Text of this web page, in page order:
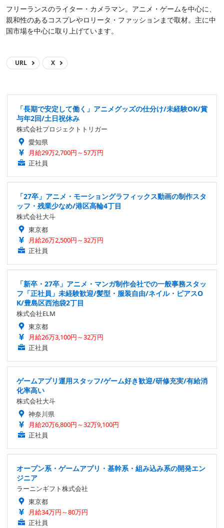
フリーランスのライター・カメラマン。アニメ・ゲームを中心に、
親和性のあるコスプレやロリータ・ファッションまで取材。主に中
国市場を中心に取り上げています。
URL X
「長期で安定して働く」アニメグッズの仕分け/未経験OK/賞
与年2回/土日祝休み
株式会社プロジェクトトリガー
愛知県
月給29万2,700円～57万円
正社員
「27卒」アニメ・モーショングラフィックス動画の制作スタ
ッフ・残業少なめ/港区高輪4丁目
株式会社大斗
東京都
月給26万2,500円～32万円
正社員
「新卒・27卒」アニメ・マンガ制作会社での一般事務スタッ
フ「正社員」未経験歓迎/髪型・服装自由/ネイル・ピアスO
K/豊島区西池袋2丁目
株式会社ELM
東京都
月給26万3,100円～32万円
正社員
ゲームアプリ運用スタッフ/ゲーム好き歓迎/研修充実/有給消
化率高い
株式会社大斗
神奈川県
月給20万6,800円～32万9,100円
正社員
オープン系・ゲームアプリ・基幹系・組み込み系の開発エン
ジニア
ラーニンギフト株式会社
東京都
月給34万円～80万円
正社員